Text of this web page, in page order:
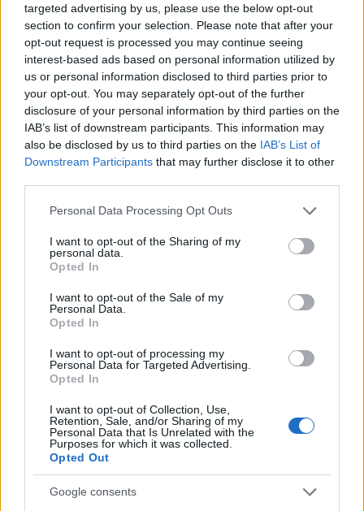
targeted advertising by us, please use the below opt-out
section to confirm your selection. Please note that after your
opt-out request is processed you may continue seeing
interest-based ads based on personal information utilized by
us or personal information disclosed to third parties prior to
your opt-out. You may separately opt-out of the further
disclosure of your personal information by third parties on the
IAB’s list of downstream participants. This information may
also be disclosed by us to third parties on the IAB’s List of
Downstream Participants that may further disclose it to other
Please note that this website/app uses one or more Google
not limited to your visit or usage behaviour. You may click to
grant or deny consent to Google and its third-party tags to
use your data for below specified purposes in below Google
consent section.
Personal Data Processing Opt Outs
I want to opt-out of the Sharing of my
personal data.
Opted In
I want to opt-out of the Sale of my
Personal Data.
Opted In
I want to opt-out of processing my
Personal Data for Targeted Advertising.
Opted In
I want to opt-out of Collection, Use,
Retention, Sale, and/or Sharing of my
Personal Data that Is Unrelated with the
Purposes for which it was collected.
Opted Out
Google consents
A csarnoképítés mellett a projekthez kapcsolódó jelentős
útépítési beruházás is megkezdődött.
Az ország legnagyobb mobildarujának segítségével
tartószerkezete
Helyi hírek